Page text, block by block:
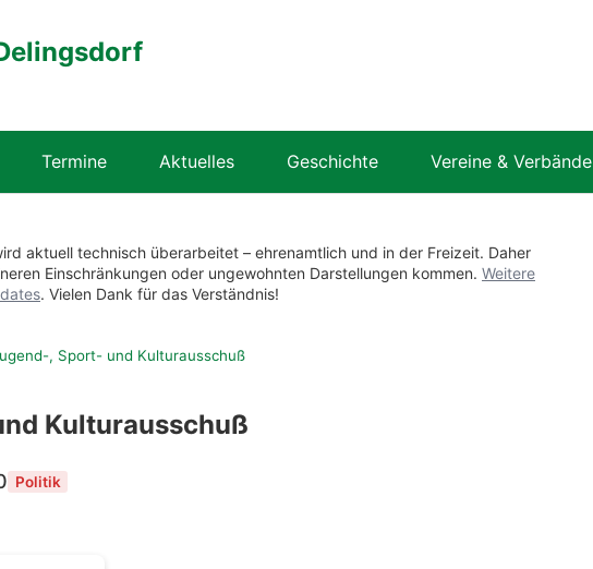
Termine Aktuelles Geschichte Vereine & Verbände
aktuell technisch überarbeitet – ehrenamtlich und in der Freizeit. Daher
Einschränkungen oder ungewohnten Darstellungen kommen. Weitere
. Vielen Dank für das Verständnis!
, Sport- und Kulturausschuß
Kulturausschuß
Politik